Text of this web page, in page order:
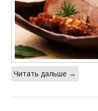
Читать дальше →